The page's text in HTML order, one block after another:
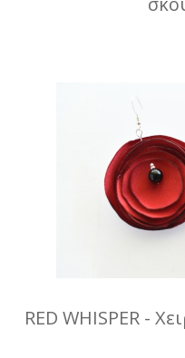
RED WHISPER -